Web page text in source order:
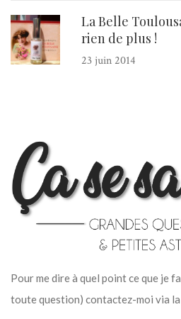
La Belle
rien de plus !
23 juin 2014
Pour me dire à quel point ce que je
toute question) contactez-moi via la